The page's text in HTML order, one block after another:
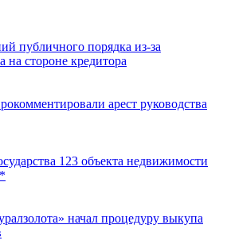
публичного порядка из-за
на стороне кредитора
арест руководства
123 объекта недвижимости
начал процедуру выкупа